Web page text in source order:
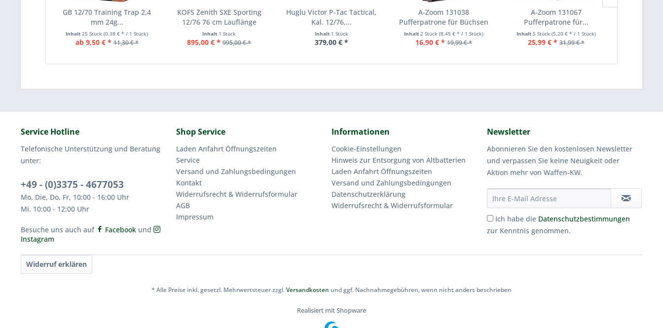
GB 12/70 Training Trap 2,4
mm 24g...
Inhalt25 Stück(0,38 € * / 1 Stück)
ab 9,50 € * 11,30 € *
KOFS Zenith SXE Sporting
12/76 76 cm Lauflänge
Inhalt 1 Stück
895,00 € * 995,00 € *
Huglu Victor P-Tac Tactical,
Kal. 12/76,...
Inhalt 1 Stück
379,00 € *
A-Zoom 131038
Pufferpatrone für Büchsen
.30-06...
Inhalt2 Stück(8,45 € * / 1 Stück)
16,90 € * 19,99 € *
A-Zoom 131067
Pufferpatrone für...
Inhalt 5 Stück (5,20 € * / 1 Stück)
25,99 € * 31,99 € *
Service Hotline
Telefonische Unterstützung und Beratung
unter:
+49 - (0)3375 - 4677053
Mo, Die, Do, Fr, 10:00 - 16:00 Uhr
Mi. 10:00 - 12:00 Uhr
Besuche uns auch auf Facebook und
Instagram
Shop Service
Laden Anfahrt Öffnungszeiten
Service
Versand und Zahlungsbedingungen
Kontakt
Widerrufsrecht & Widerrufsformular
AGB
Impressum
Informationen
Cookie-Einstellungen
Hinweis zur Entsorgung von Altbatterien
Laden Anfahrt Öffnungszeiten
Versand und Zahlungsbedingungen
Datenschutzerklärung
Widerrufsrecht & Widerrufsformular
Newsletter
Abonnieren Sie den kostenlosen Newsletter
und verpassen Sie keine Neuigkeit oder
Aktion mehr von Waffen-KW.
Ich habe die Datenschutzbestimmungen
zur Kenntnis genommen.
Widerruf erklären
* Alle Preise inkl. gesetzl. Mehrwertsteuer zzgl.Versandkosten und ggf. Nachnahmegebühren, wenn nicht anders beschrieben
Realisiert mit Shopware